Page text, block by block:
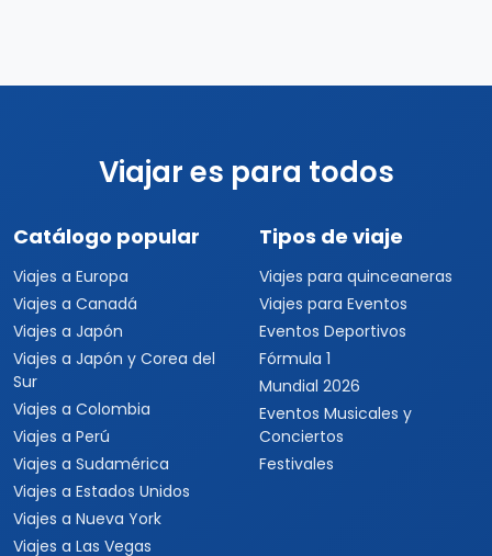
Viajes a Europa
Viajes a Japón y Corea del
Viajes a Perú
Viajes a Sudamérica
Viajes a Estados Unidos
Viajes a Nueva York
Viajes a Las Vegas
Viajes a Orlando
Viajes a Hawaii
Viajes a Los Cabos
Viajes a Cancún
Viajes a Chiapas
Playas de México
Viajes por México
Viajes para quinceaneras
Fórmula 1
Conciertos
Festivales